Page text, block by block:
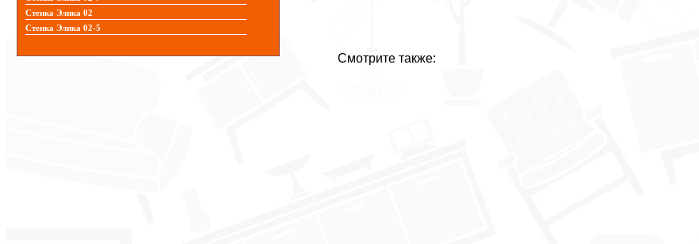
Смотрите также:
Стенка Элика 02
Стенка Элика 02-5